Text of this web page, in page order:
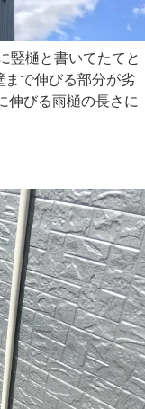
竪樋と書いてたてと
で伸びる部分が劣
びる雨樋の長さに